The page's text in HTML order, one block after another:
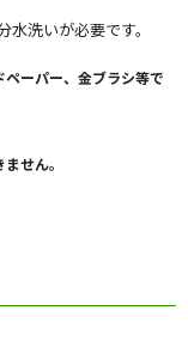
洗いが必要です。
ーパー、金ブラシ等で
せん。